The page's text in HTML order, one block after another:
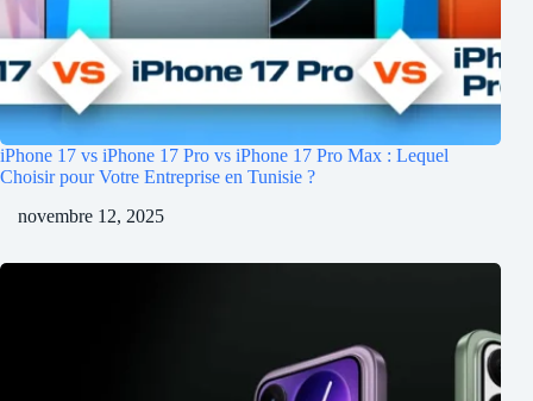
iPhone 17 vs iPhone 17 Pro vs iPhone 17 Pro Max : Lequel
Choisir pour Votre Entreprise en Tunisie ?
novembre 12, 2025